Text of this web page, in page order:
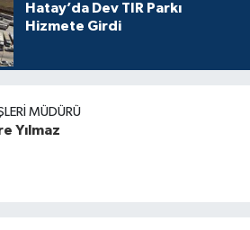
Hatay’da Dev TIR Parkı
Hizmete Girdi
MÜDÜRÜ
Yılmaz